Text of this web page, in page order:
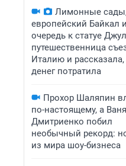
Лимонные
европейский Байкал и
очередь к статуе
путешественница
Италию и
денег потратила
Прохор Шаляпин
по-настоящему, а Ваня
Дмитриенко побил
необычный рекорд:
из мира шоу-бизнеса